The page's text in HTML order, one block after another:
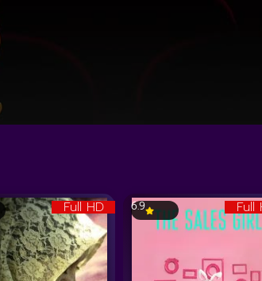
Full HD Full
6.9